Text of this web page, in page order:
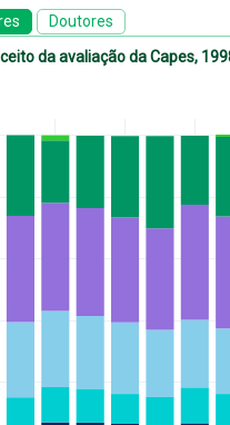
Doutores
da avaliação da Capes,